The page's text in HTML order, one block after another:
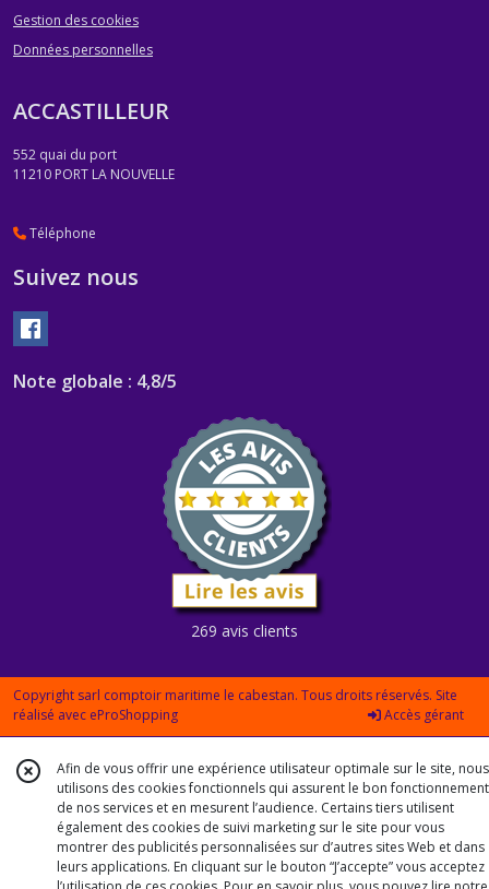
Gestion des cookies
Données personnelles
ACCASTILLEUR
552 quai du port
11210 PORT LA NOUVELLE
Téléphone
Suivez nous
Note globale : 4,8/5
269 avis clients
Copyright sarl comptoir maritime le cabestan. Tous droits réservés. Site
réalisé avec eProShopping Accès gérant
Afin de vous offrir une expérience utilisateur optimale sur le site, nous
utilisons des cookies fonctionnels qui assurent le bon fonctionnement
de nos services et en mesurent l’audience. Certains tiers utilisent
également des cookies de suivi marketing sur le site pour vous
montrer des publicités personnalisées sur d’autres sites Web et dans
leurs applications. En cliquant sur le bouton “J’accepte” vous acceptez